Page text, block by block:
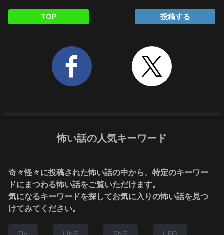
TOP 投稿する
怖い話の人気キーワード
奇々怪々に投稿された怖い話の中から、特定のキーワー
ドにまつわる怖い話をご覧いただけます。
気になるキーワードを探してお気に入りの怖い話を見つ
けてみてください。